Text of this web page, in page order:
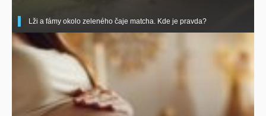
Lži a fámy okolo zeleného čaje matcha. Kde je pravda?